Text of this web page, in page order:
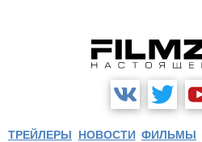
ТРЕЙЛЕРЫ НОВОСТИ ФИЛЬМЫ